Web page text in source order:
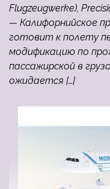
Flugzeugwerke),
— Калифорнийское
готовит к полету
модификацию по
пассажирской в
ожидается […]